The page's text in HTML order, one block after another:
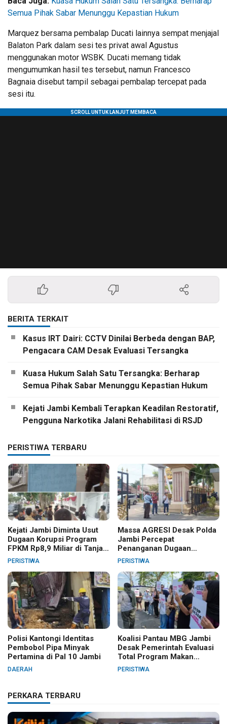
Semua Pihak Sabar Menunggu Kepastian Hukum
Marquez bersama pembalap Ducati lainnya sempat menjajal
Balaton Park dalam sesi tes privat awal Agustus
menggunakan motor WSBK. Ducati memang tidak
mengumumkan hasil tes tersebut, namun Francesco
Bagnaia disebut tampil sebagai pembalap tercepat pada
sesi itu.
BERITA TERKAIT
Kasus IRT Dairi: CCTV Dinilai Berbeda dengan BAP,
Pengacara CAM Desak Evaluasi Tersangka
Kuasa Hukum Salah Satu Tersangka: Berharap
Semua Pihak Sabar Menunggu Kepastian Hukum
Kejati Jambi Kembali Terapkan Keadilan Restoratif,
Pengguna Narkotika Jalani Rehabilitasi di RSJD
PERISTIWA TERBARU
Kejati Jambi Diminta Usut
Dugaan Korupsi Program
FPKM Rp8,9 Miliar di Tanjab
Barat
PERISTIWA
Massa AGRESI Desak Polda
Jambi Percepat
Penanganan Dugaan
Pelanggaran Hak Cipta Buku
PERISTIWA
Polisi Kantongi Identitas
Pembobol Pipa Minyak
Pertamina di Pal 10 Jambi
DAERAH
Koalisi Pantau MBG Jambi
Desak Pemerintah Evaluasi
Total Program Makan
Bergizi Gratis
PERISTIWA
PERKARA TERBARU